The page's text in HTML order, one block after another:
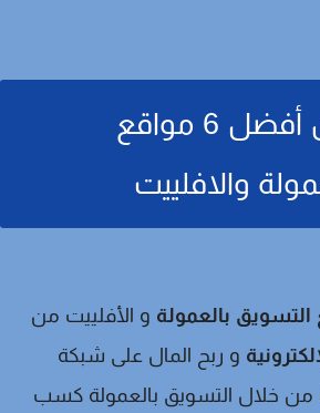
ربح المال من أفضل 6 مواقع
والافلييت
بالعمولةو الأفلييت من
و ربح المال على شبكة
خلال التسويق بالعمولة كسب